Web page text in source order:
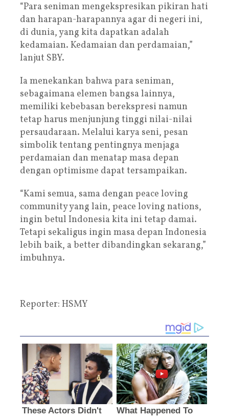
“Para seniman mengekspresikan pikiran hati
dan harapan-harapannya agar di negeri ini,
di dunia, yang kita dapatkan adalah
kedamaian. Kedamaian dan perdamaian,”
lanjut SBY.
Ia menekankan bahwa para seniman,
sebagaimana elemen bangsa lainnya,
memiliki kebebasan berekspresi namun
tetap harus menjunjung tinggi nilai-nilai
persaudaraan. Melalui karya seni, pesan
simbolik tentang pentingnya menjaga
perdamaian dan menatap masa depan
dengan optimisme dapat tersampaikan.
“Kami semua, sama dengan peace loving
community yang lain, peace loving nations,
ingin betul Indonesia kita ini tetap damai.
Tetapi sekaligus ingin masa depan Indonesia
lebih baik, a better dibandingkan sekarang,”
imbuhnya.
Reporter: HSMY